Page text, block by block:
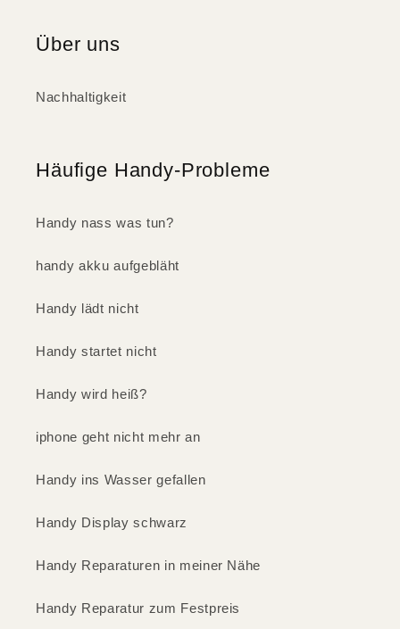
Über uns
Nachhaltigkeit
Häufige Handy-Probleme
Handy nass was tun?
handy akku aufgebläht
Handy lädt nicht
Handy startet nicht
Handy wird heiß?
iphone geht nicht mehr an
Handy ins Wasser gefallen
Handy Display schwarz
Handy Reparaturen in meiner Nähe
Handy Reparatur zum Festpreis